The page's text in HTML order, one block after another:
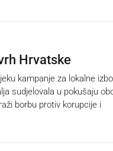
Hrvatske
kampanje za lokalne
sudjelovala u pokušaju
borbu protiv korupcije i